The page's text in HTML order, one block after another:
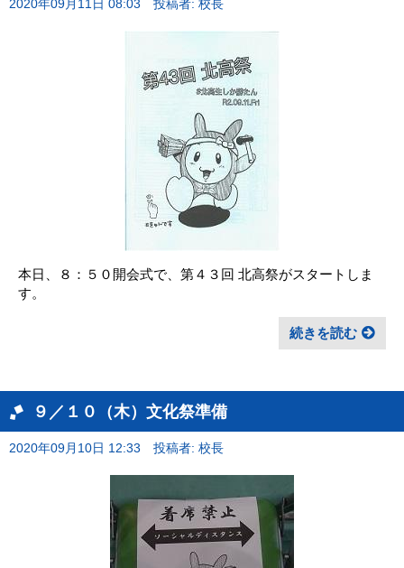
2020年09月11日 08:03 投稿者: 校長
本日、８：５０開会式で、第４３回 北高祭がスタートしま
す。
続きを読む
９／１０（木）文化祭準備
2020年09月10日 12:33 投稿者: 校長